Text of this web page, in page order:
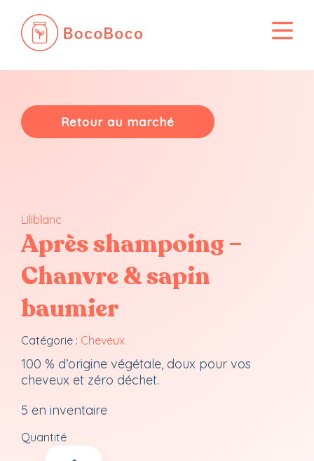
contenu
Retour au marché
Liliblanc
Après shampoing –
Chanvre & sapin
baumier
Catégorie : Cheveux
100 % d’origine végétale, doux pour vos
cheveux et zéro déchet.
5 en inventaire
Quantité